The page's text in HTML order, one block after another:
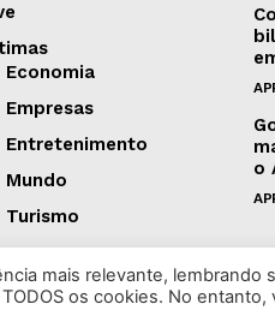
Economia
Empresas
Entretenimento
Mundo
Turismo
o
mais relevante, lembrando
os cookies. No